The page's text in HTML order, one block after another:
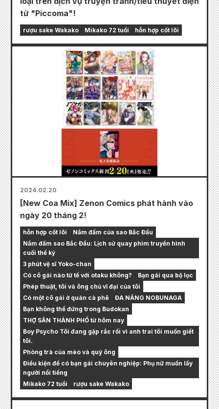
tử "Piccoma"!
rượu sake Wakako Mikako 72 tuổi hỗn hợp cốt lõi
2024.02.20
[New Coa Mix] Zenon Comics phát hành vào
ngày 20 tháng 2!
hỗn hợp cốt lõi
Nắm đấm của sao Bắc Đẩu
Nắm đấm sao Bắc Đẩu: Lịch sử quay phim truyền hình
cuối thế kỷ
3 phút vệ sĩ Yoko-chan
Có cô gái nào tử tế với otaku không?
Bạn gái qua bộ lọc
Phép thuật, tôi và ông chủ vĩ đại của tôi
Có một cô gái ở quán cà phê
ĐA NĂNG NOBUNAGA
Bạn không thể đứng trong Budokan
THỢ SĂN THÀNH PHỐ từ hôm nay
Boy Psycho Tôi đang gặp rắc rối vì anh trai tôi muốn giết
tôi.
Phòng trà của mèo và quý ông
Điều kiện để có bạn gái chuyên nghiệp: Phụ nữ muốn lấy
người nổi tiếng
Mikako 72 tuổi
rượu sake Wakako